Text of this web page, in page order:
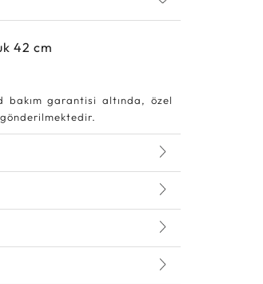
42 cm
bakım garantisi altında, özel